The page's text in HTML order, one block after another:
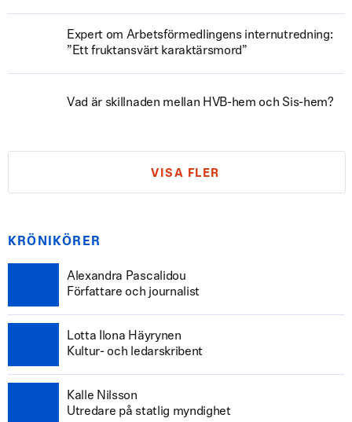
Expert om Arbetsförmedlingens internutredning:
”Ett fruktansvärt karaktärsmord”
Vad är skillnaden mellan HVB-hem och Sis-hem?
VISA FLER
KRÖNIKÖRER
Alexandra Pascalidou
Författare och journalist
Lotta Ilona Häyrynen
Kultur- och ledarskribent
Kalle Nilsson
Utredare på statlig myndighet